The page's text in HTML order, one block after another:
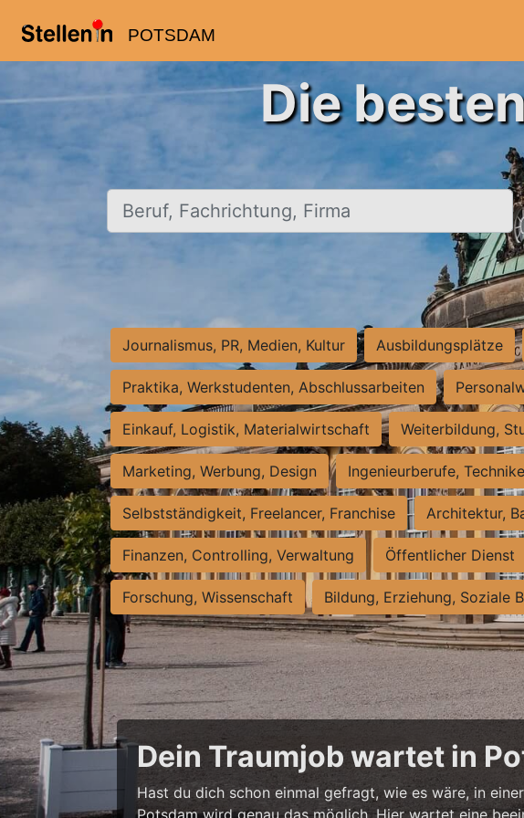
POTSDAM
Die
Beruf, Fachrichtung, Firma
Journalismus, PR, Medien, Kultur Ausbildungsplätze
Praktika, Werkstudenten, Abschlussarbeiten
Einkauf, Logistik, Materialwirtschaft Weiterbildung,
Marketing, Werbung, Design Ingenieurberufe,
Selbstständigkeit, Freelancer, Franchise Architektur,
Finanzen, Controlling, Verwaltung Öffentlicher Dienst
Forschung, Wissenschaft Bildung, Erziehung, Soziale
Dein Traumjob wartet in
Hast du dich schon einmal gefragt, wie es wäre, in